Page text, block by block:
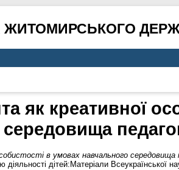
ЖИТОМИРСЬКОГО
як креативної
в умовах навчального середовища
дітей:Матеріали Всеукраїнської